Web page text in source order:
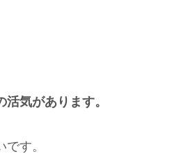
気があります。
す。